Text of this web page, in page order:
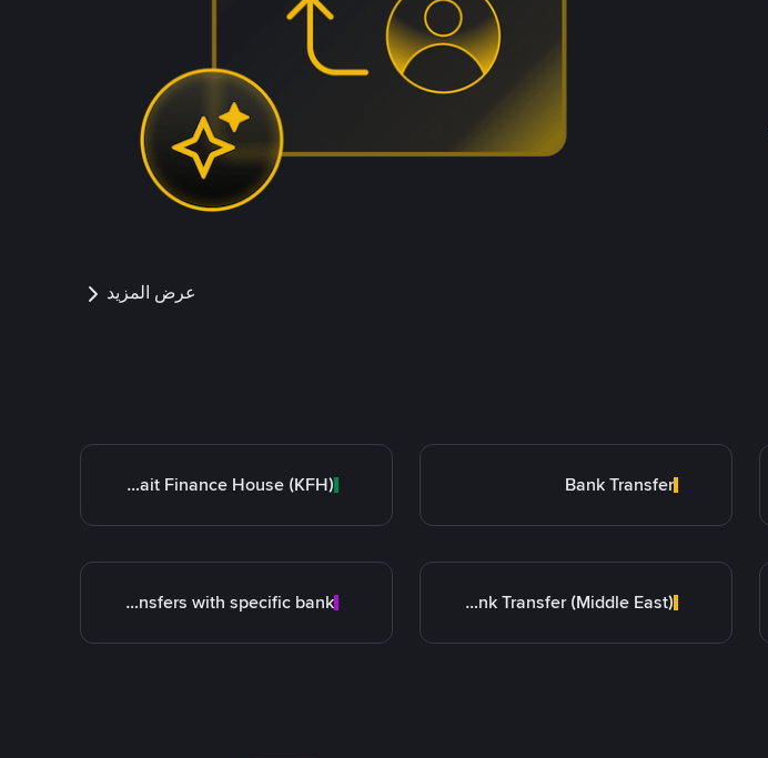
عرض المزيد
Bank Transfer
Kuwait Finance House (KFH)
Bank Transfer (Middle East)
Transfers with specific bank